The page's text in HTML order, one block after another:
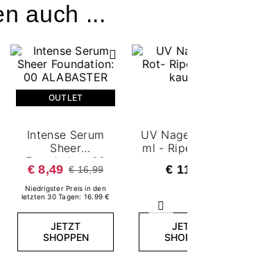
auch ...
Weiter
OUTLET
Intense Serum
Sheer
Foundation: 00
ALABASTER
€ 8,49 € 16,99
Niedrigster Preis in den
letzten 30 Tagen: 16.99 €
JETZT
SHOPPEN
UV Nagellack 7,2
ml - Ripe Cherry
€ 11,99
JETZT
SHOPPEN